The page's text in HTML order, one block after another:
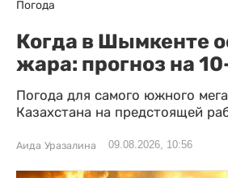
Погода
Когда в Шымкенте
жара: прогноз на
Погода для самого южного
Казахстана на предстоящей
Аида Уразалина 09.08.2026, 10:56